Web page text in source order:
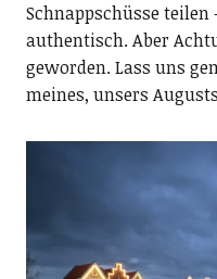
Schnappschüsse
authentisch. Aber
geworden. Lass uns
meines, unsers